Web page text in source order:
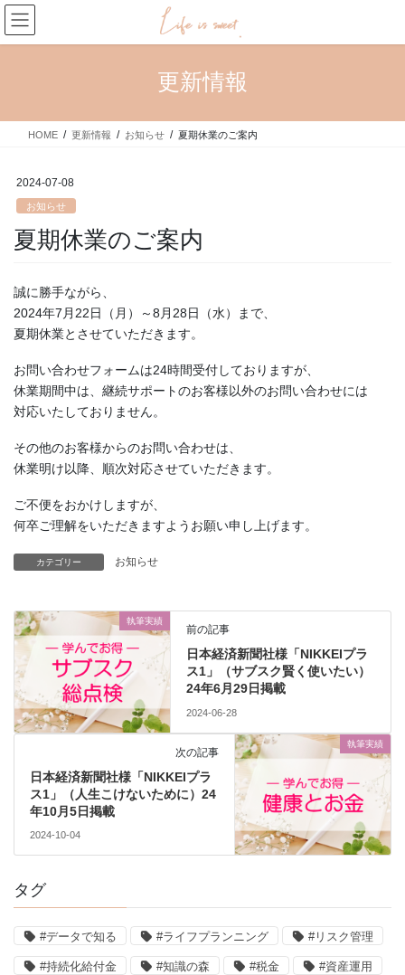
コ
ン
テ
ス
ナ
ビ
ゲ
ン
更新情報
HOME 更新情報 お知らせ 夏期休業のご案内
2024-07-08
お知らせ
夏期休業のご案内
誠に勝手ながら、
2024年7月22日（月）～8月28日（水）まで、
夏期休業とさせていただきます。
お問い合わせフォームは24時間受付しておりますが、
休業期間中は、継続サポートのお客様以外のお問い合わせには
対応いたしておりません。
その他のお客様からのお問い合わせは、
休業明け以降、順次対応させていただきます。
ご不便をおかけしますが、
何卒ご理解をいただきますようお願い申し上げます。
カテゴリー お知らせ
執筆実績
前の記事
日本経済新聞社様「NIKKEIプラ
ス1」（サブスク賢く使いたい）
24年6月29日掲載
2024-06-28
執筆実績
次の記事
日本経済新聞社様「NIKKEIプラ
ス1」（人生こけないために）24
年10月5日掲載
2024-10-04
タグ
#データで知る #ライフプランニング #リスク管理
#持続化給付金 #知識の森 #税金 #資産運用